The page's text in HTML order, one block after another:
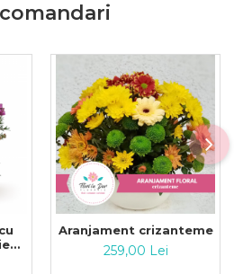
Aranjament crizanteme
259,00 Lei